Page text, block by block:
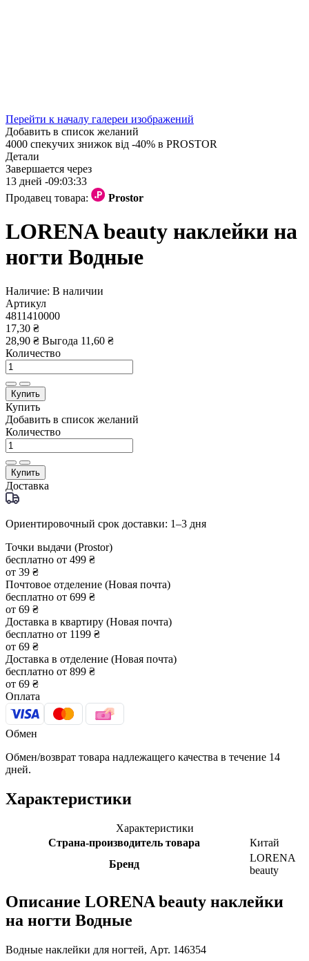
Перейти к началу галереи изображений
Добавить в список желаний
4000 спекучих знижок від -40% в PROSTOR
Детали
Завершается через
13 дней -09:03:33
Продавец товара:
Prostor
LORENA beauty наклейки на
ногти Водные
Наличие: В наличии
Артикул
4811410000
17,30 ₴
28,90 ₴ Выгода 11,60 ₴
Количество
Купить
Купить
Добавить в список желаний
Количество
Купить
Доставка
Ориентировочный срок доставки: 1–3 дня
Точки выдачи (Prostor)
бесплатно от 499 ₴
от 39 ₴
Почтовое отделение (Новая почта)
бесплатно от 699 ₴
от 69 ₴
Доставка в квартиру (Новая почта)
бесплатно от 1199 ₴
от 69 ₴
Доставка в отделение (Новая почта)
бесплатно от 899 ₴
от 69 ₴
Оплата
Обмен
Обмен/возврат товара надлежащего качества в течение 14
дней.
Характеристики
Характеристики
Страна-производитель товара
Китай
Бренд
LORENA
beauty
Описание LORENA beauty наклейки
на ногти Водные
Водные наклейки для ногтей, Арт. 146354